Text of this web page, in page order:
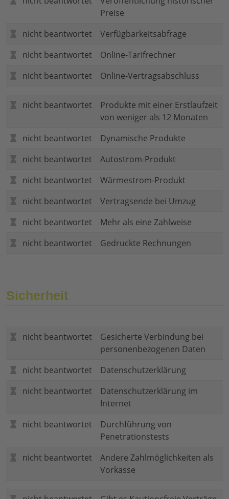
Preise
nicht beantwortet
Verfügbarkeitsabfrage
nicht beantwortet
Online-Tarifrechner
nicht beantwortet
Online-Vertragsabschluss
nicht beantwortet
Produkte mit einer Erstlaufzeit
von weniger als 12 Monaten
nicht beantwortet
Dynamische Produkte
nicht beantwortet
Autostrom-Produkt
nicht beantwortet
Wärmestrom-Produkt
nicht beantwortet
Vertragsende bei Umzug
nicht beantwortet
Mehr als eine Zahlweise
nicht beantwortet
Gedruckte Rechnungen
Sicherheit
nicht beantwortet
Gesicherte Verbindung bei
personenbezogenen Daten
nicht beantwortet
Datenschutzerklärung
nicht beantwortet
Datenschutzerklärung im
Internet
nicht beantwortet
Durchführung von
Penetrationstests
nicht beantwortet
Andere Zahlmöglichkeiten als
Vorkasse